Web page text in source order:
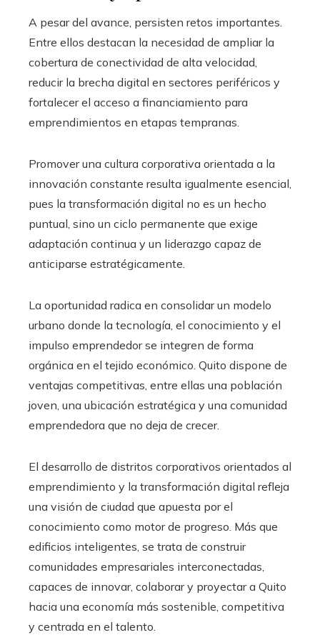
A pesar del avance, persisten retos importantes.
Entre ellos destacan la necesidad de ampliar la
cobertura de conectividad de alta velocidad,
reducir la brecha digital en sectores periféricos y
fortalecer el acceso a financiamiento para
emprendimientos en etapas tempranas.
Promover una cultura corporativa orientada a la
innovación constante resulta igualmente esencial,
pues la transformación digital no es un hecho
puntual, sino un ciclo permanente que exige
adaptación continua y un liderazgo capaz de
anticiparse estratégicamente.
La oportunidad radica en consolidar un modelo
urbano donde la tecnología, el conocimiento y el
impulso emprendedor se integren de forma
orgánica en el tejido económico. Quito dispone de
ventajas competitivas, entre ellas una población
joven, una ubicación estratégica y una comunidad
emprendedora que no deja de crecer.
El desarrollo de distritos corporativos orientados al
emprendimiento y la transformación digital refleja
una visión de ciudad que apuesta por el
conocimiento como motor de progreso. Más que
edificios inteligentes, se trata de construir
comunidades empresariales interconectadas,
capaces de innovar, colaborar y proyectar a Quito
hacia una economía más sostenible, competitiva
y centrada en el talento.